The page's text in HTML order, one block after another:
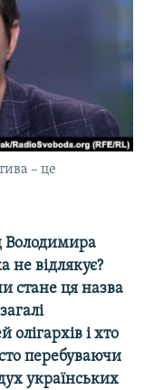
– це
Володимира
не відлякує?
стане ця назва
олігархів і хто
перебуваючи
українських